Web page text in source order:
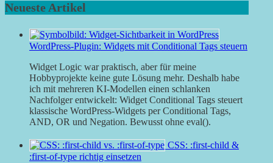
Neueste Artikel
WordPress-Plugin: Widgets mit Conditional Tags steuern
Widget Logic war praktisch, aber für meine
Hobbyprojekte keine gute Lösung mehr. Deshalb habe
ich mit mehreren KI-Modellen einen schlanken
Nachfolger entwickelt: Widget Conditional Tags steuert
klassische WordPress-Widgets per Conditional Tags,
AND, OR und Negation. Bewusst ohne eval().
CSS: :first-child &
:first-of-type richtig einsetzen